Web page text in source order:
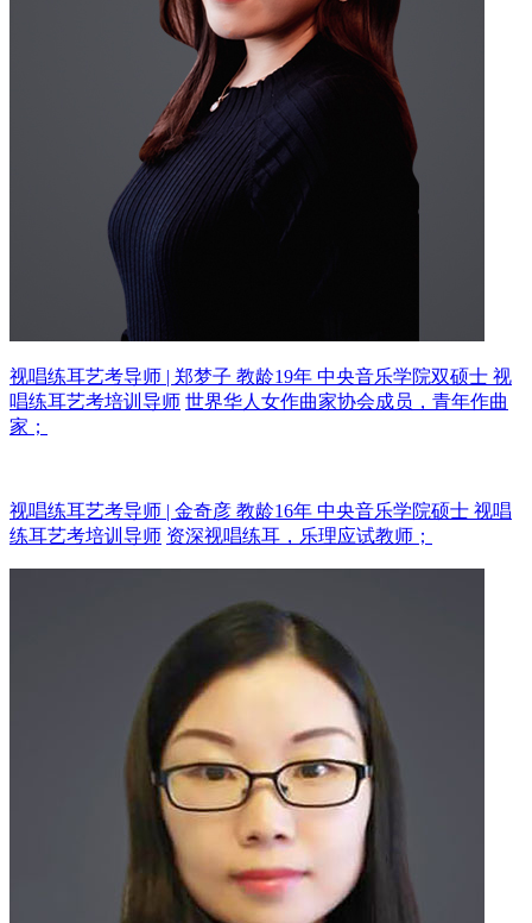
视唱练耳艺考导师 | 郑梦子 教龄19年 中央音乐学院双硕士 视
唱练耳艺考培训导师 世界华人女作曲家协会成员，青年作曲
家；
视唱练耳艺考导师 | 金奇彦 教龄16年 中央音乐学院硕士 视唱
练耳艺考培训导师 资深视唱练耳，乐理应试教师；